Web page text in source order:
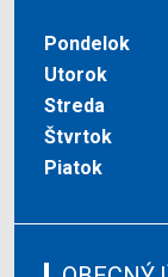
Pondelok
Utorok
Streda
Štvrtok
Piatok